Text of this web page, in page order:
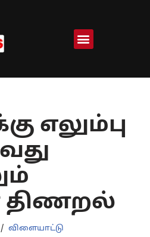
எலும்பு
திணறல்
விளையாட்டு